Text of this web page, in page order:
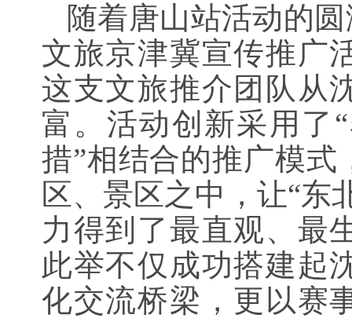
随着唐山站活动的
文旅京津冀宣传推广
这支文旅推介团队从
富。活动创新采用了
措”相结合的推广模
区、景区之中，让“东
力得到了最直观、最
此举不仅成功搭建起
化交流桥梁，更以赛